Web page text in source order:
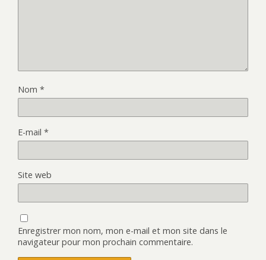
Nom *
E-mail *
Site web
Enregistrer mon nom, mon e-mail et mon site dans le
navigateur pour mon prochain commentaire.